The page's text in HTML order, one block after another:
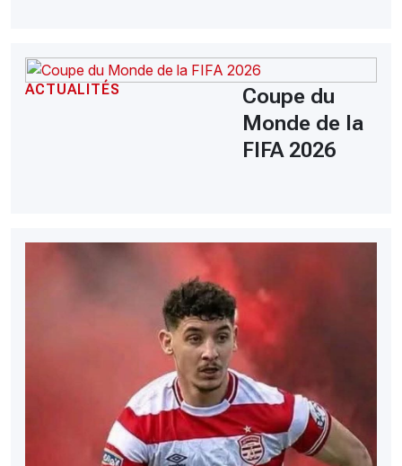
ACTUALITÉS
Coupe du
Monde de la
FIFA 2026